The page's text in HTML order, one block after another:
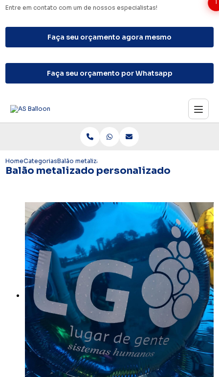
Entre em contato com um de nossos especialistas!
Faça seu orçamento agora mesmo
Faça seu orçamento por Whatsapp
HomeCategoriasBalão metalizado personalizado
Balão metalizado personalizado
1